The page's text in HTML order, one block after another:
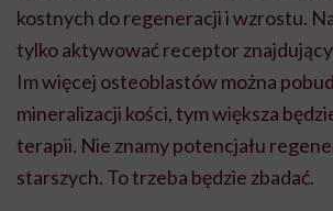
kostnych do regeneracji i wzrostu.
tylko aktywować receptor znajdujący
Im więcej osteoblastów można
mineralizacji kości, tym większa
terapii. Nie znamy potencjału
starszych. To trzeba będzie zbadać.